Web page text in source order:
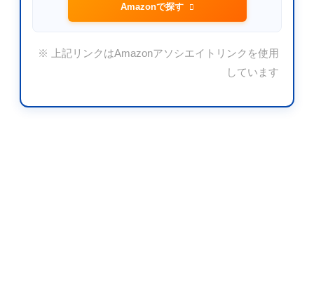
Amazonで探す
※ 上記リンクはAmazonアソシエイトリンクを使用
しています